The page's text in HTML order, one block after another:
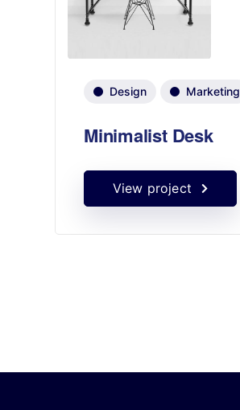
Design Marketing
Minimalist Desk
View project